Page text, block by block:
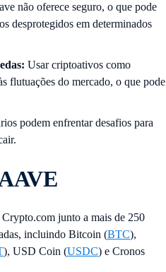
não oferece seguro, o que pode
desprotegidos em determinados
Usar criptoativos como
flutuações do mercado, o que pode
podem enfrentar desafios para
junto a mais de 250
incluindo Bitcoin (BTC),
), USD Coin (USDC) e Cronos